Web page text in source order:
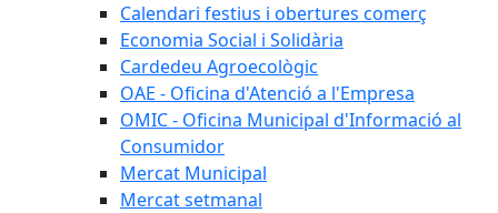
Calendari festius i obertures comerç
Economia Social i Solidària
Cardedeu Agroecològic
OAE - Oficina d'Atenció a l'Empresa
OMIC - Oficina Municipal d'Informació al
Consumidor
Mercat Municipal
Mercat setmanal